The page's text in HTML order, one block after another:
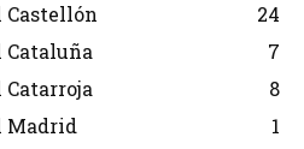
24
7
8
Madrid
1